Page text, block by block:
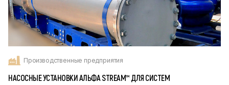
Производственные предприятия
НАСОСНЫЕ УСТАНОВКИ АЛЬФА STREAM™ ДЛЯ СИСТЕМ